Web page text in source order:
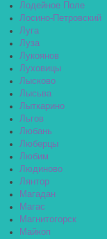
Лодейное Поле
Лосино-Петровский
Луга
Луза
Лукоянов
Луховицы
Лысково
Лысьва
Лыткарино
Льгов
Любань
Люберцы
Любим
Людиново
Лянтор
Магадан
Магас
Магнитогорск
Майкоп